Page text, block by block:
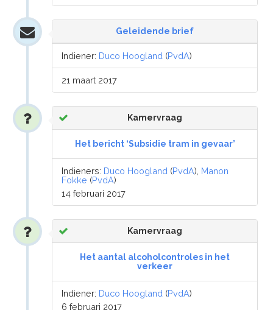
Geleidende brief
Indiener: Duco Hoogland (PvdA)
21 maart 2017
Kamervraag
Het bericht ‘Subsidie tram in gevaar’
Indieners: Duco Hoogland (PvdA), Manon
Fokke (PvdA)
14 februari 2017
Kamervraag
Het aantal alcoholcontroles in het
verkeer
Indiener: Duco Hoogland (PvdA)
6 februari 2017